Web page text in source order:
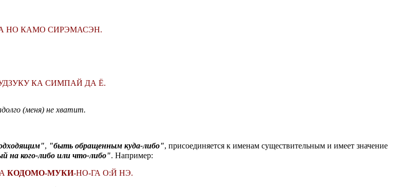
НО КАМО СИРЭМАСЭН.
КА СИМПАЙ ДА Ё.
(меня) не хватит.
, "быть обращенным куда-либо", присоединяется к именам существительным и имеет значение
на кого-либо или что-либо". Например:
КОДОМО-МУКИ-НО-ГА О:Й НЭ.